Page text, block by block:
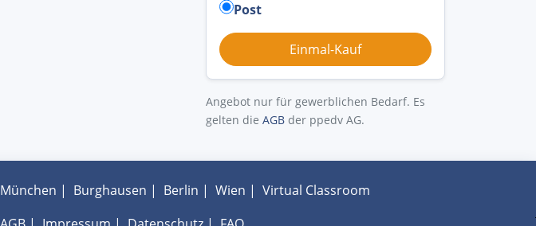
Post
Angebot nur für gewerblichen Bedarf. Es
gelten die AGB der ppedv AG.
München | Burghausen | Berlin | Wien | Virtual Classroom